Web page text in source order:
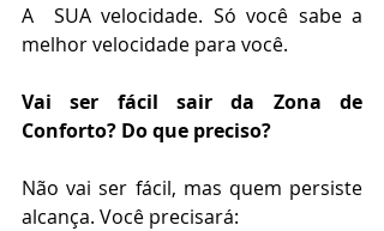
A  SUA velocidade. Só você sabe a
melhor velocidade para você.
Vai ser fácil sair da Zona de
Conforto? Do que preciso?
Não vai ser fácil, mas quem persiste
alcança. Você precisará: